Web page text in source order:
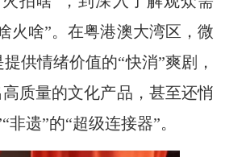
火啥”。在粤港澳大湾区，微
供情绪价值的“快消”爽剧，
质量的文化产品，甚至还悄
非遗”的“超级连接器”。